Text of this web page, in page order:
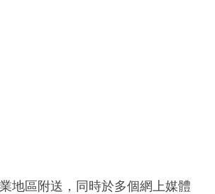
地區附送，同時於多個網上媒體